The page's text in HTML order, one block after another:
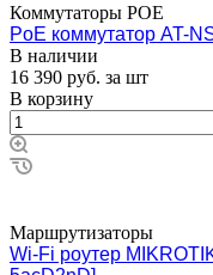
Коммутаторы POE
PoE коммутатор AT-
В наличии
16 390 руб. за шт
В корзину
Маршрутизаторы
Wi-Fi роутер